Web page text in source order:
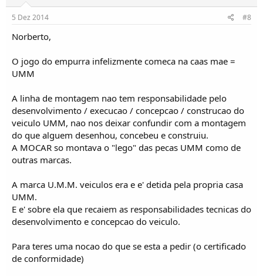
5 Dez 2014 #8
Norberto,
O jogo do empurra infelizmente comeca na caas mae =
UMM
A linha de montagem nao tem responsabilidade pelo
desenvolvimento / execucao / concepcao / construcao do
veiculo UMM, nao nos deixar confundir com a montagem
do que alguem desenhou, concebeu e construiu.
A MOCAR so montava o "lego" das pecas UMM como de
outras marcas.
A marca U.M.M. veiculos era e e' detida pela propria casa
UMM.
E e' sobre ela que recaiem as responsabilidades tecnicas do
desenvolvimento e concepcao do veiculo.
Para teres uma nocao do que se esta a pedir (o certificado
de conformidade)